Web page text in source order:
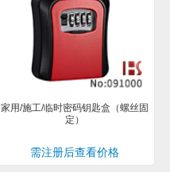
家用/施工/临时密码钥匙盒（螺丝固
定）
需注册后查看价格